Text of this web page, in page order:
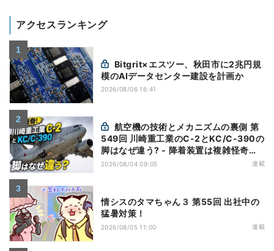
アクセスランキング
模のAIデータセンター建設を計画か
2026/08/06 16:41
549回 川崎重工業のC-2とKC/C-390の
脚はなぜ違う? - 降着装置は複雑怪奇
(5)|軍用輸送機(10)
2026/08/04 09:05 連載
情シスのタマちゃん３ 第55回 出社中の
猛暑対策！
2026/08/05 11:00 連載